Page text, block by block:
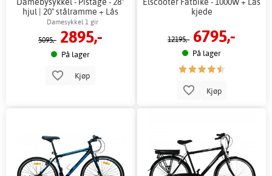
hjul | 20" stålramme + Lås
kjede
Damesykkel 1 gir
5095,- 2895,-
På lager
Kjøp
kjede
12195,- 6795,-
På lager
Kjøp